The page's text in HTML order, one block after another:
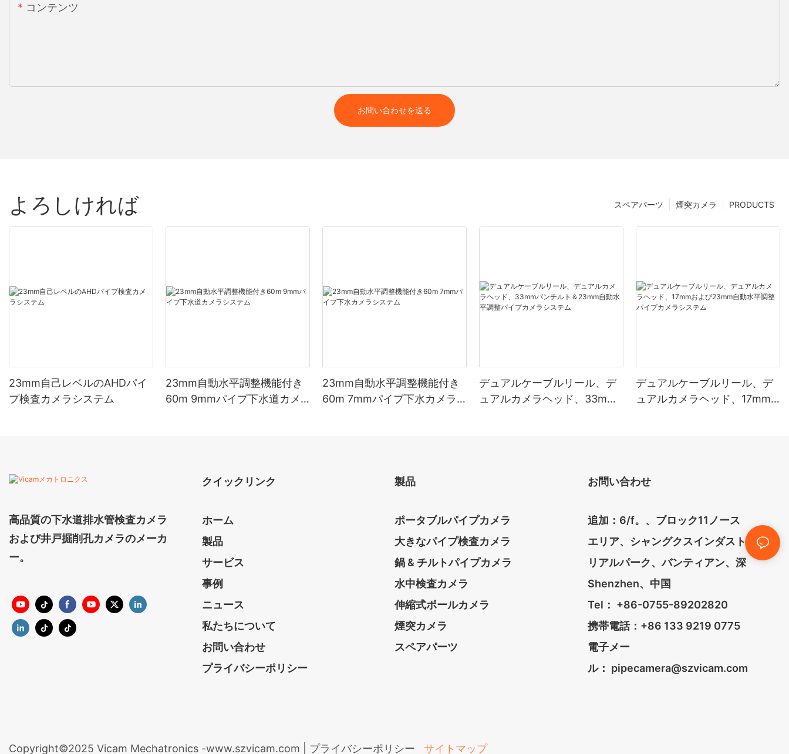
コンテンツ
お問い合わせを送る
よろしければ PRODUCTS
煙突カメラ
スペアパーツ
23mm自己レベルのAHDパイ
プ検査カメラシステム
23mm自動水平調整機能付き
60m 9mmパイプ下水道カメ
23mm自動水平調整機能付き
60m 7mmパイプ下水カメラ
デュアルケーブルリール、デ
ュアルカメラヘッド、33mm
デュアルケーブルリール、デ
ュアルカメラヘッド、17mm
高品質の下水道排水管検査カメラ
および井戸掘削孔カメラのメーカ
ー。
クイックリンク
ホーム
製品
サービス
事例
ニュース
私たちについて
お問い合わせ
プライバシーポリシー
製品
ポータブルパイプカメラ
大きなパイプ検査カメラ
鍋 & チルトパイプカメラ
水中検査カメラ
伸縮式ポールカメラ
煙突カメラ
スペアパーツ
お問い合わせ
追加：6/f。、ブロック11ノース
エリア、シャングクスインダスト
リアルパーク、バンティアン、深
Shenzhen、中国
Tel： +86-0755-89202820
携帯電話：+86 133 9219 0775
電子メー
ル： pipecamera@szvicam.com
Copyright©2025 Vicam Mechatronics -www.szvicam.com | プライバシーポリシー サイトマップ